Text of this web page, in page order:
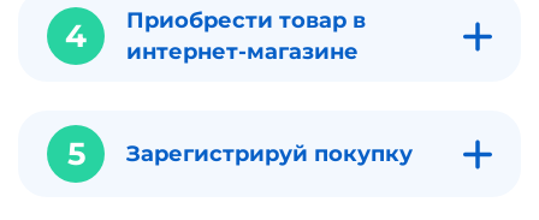
4
Приобрести товар в
интернет-магазине
5 Зарегистрируй покупку